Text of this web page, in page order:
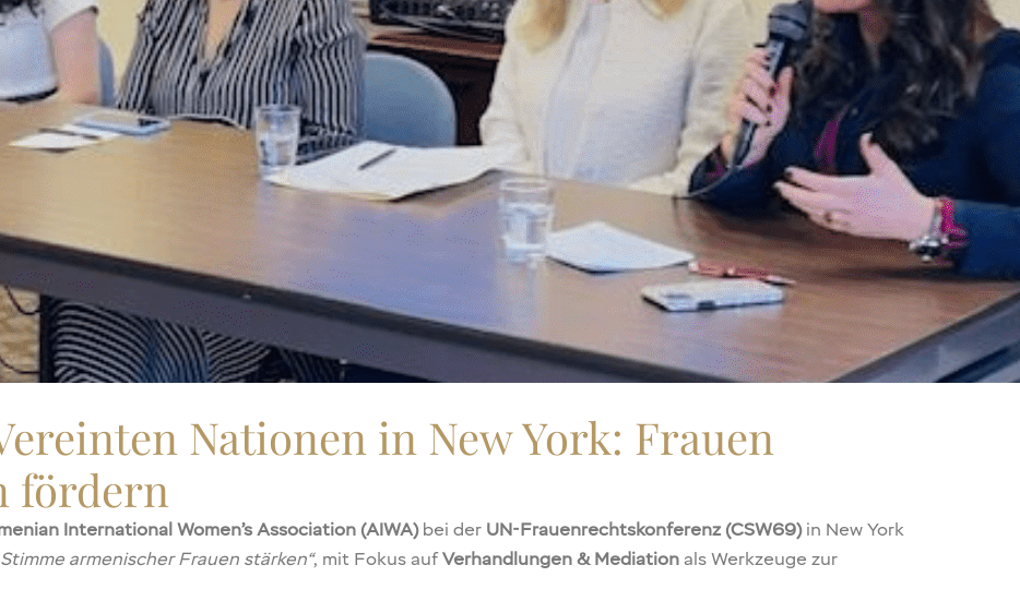
Nationen in New York: Frauen
fördern
International Women’s Association (AIWA)bei der UN-Frauenrechtskonferenz (CSW69)in New York
armenischer Frauen stärken“, mit Fokus aufVerhandlungen & Mediation als Werkzeuge zur